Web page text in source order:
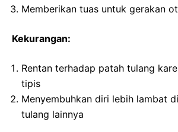
Memberikan tuas untuk gerakan
Kekurangan:
Rentan terhadap patah tulang
tipis
Menyembuhkan diri lebih lambat
tulang lainnya